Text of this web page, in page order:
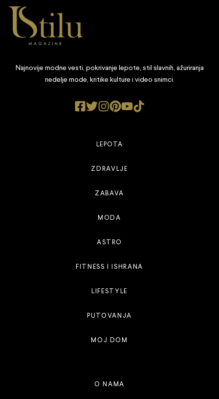
Najnovije modne vesti, pokrivanje lepote, stil slavnih, ažuriranja
nedelje mode, kritike kulture i video snimci.
LEPOTA
ZDRAVLJE
ZABAVA
MODA
ASTRO
FITNESS I ISHRANA
LIFESTYLE
PUTOVANJA
MOJ DOM
O NAMA